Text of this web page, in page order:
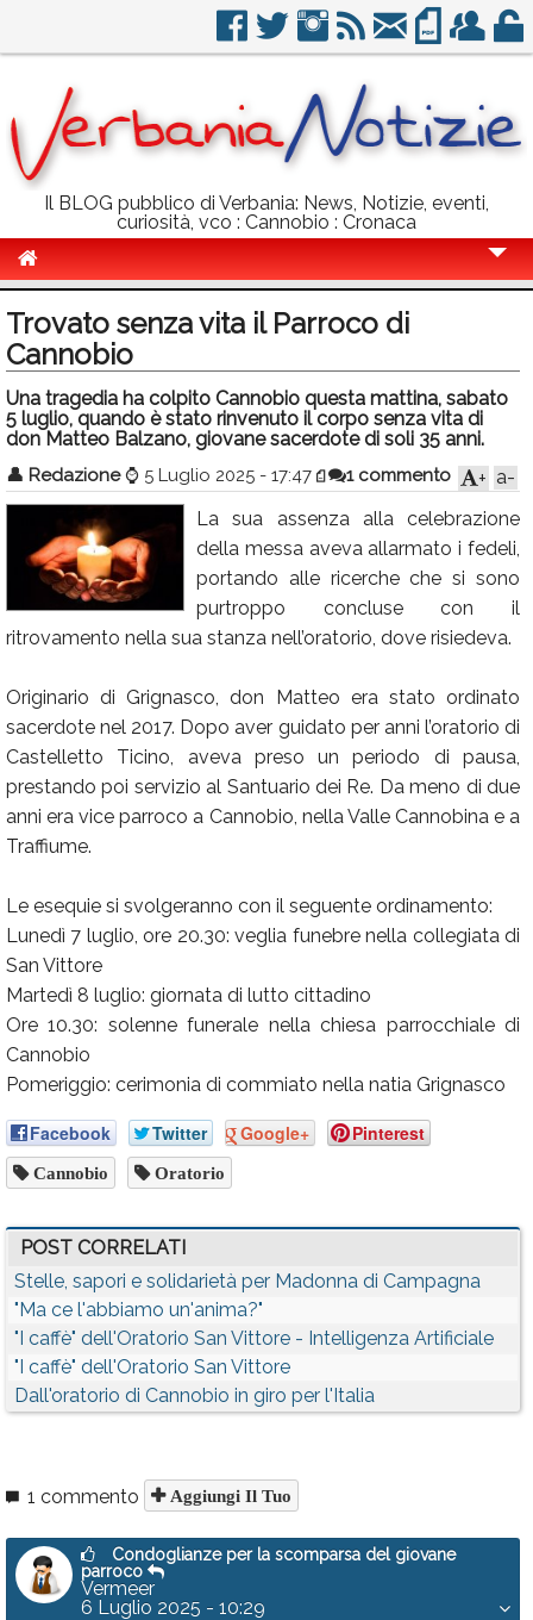
Il BLOG pubblico di Verbania: News, Notizie, eventi,
curiosità, vco : Cannobio : Cronaca
Politica
Sport
Eventi
Info Utili
Rubriche
Calendario
Annunci
Trovato senza vita il Parroco di
Cannobio
Una tragedia ha colpito Cannobio questa mattina, sabato
5 luglio, quando è stato rinvenuto il corpo senza vita di
don Matteo Balzano, giovane sacerdote di soli 35 anni.
👤 Redazione ⌚ 5 Luglio 2025 - 17:47 1 commento a-
+
La sua assenza alla celebrazione
della messa aveva allarmato i fedeli,
portando alle ricerche che si sono
purtroppo concluse con il
ritrovamento nella sua stanza nell’oratorio, dove risiedeva.
Originario di Grignasco, don Matteo era stato ordinato
sacerdote nel 2017. Dopo aver guidato per anni l’oratorio di
Castelletto Ticino, aveva preso un periodo di pausa,
prestando poi servizio al Santuario dei Re. Da meno di due
anni era vice parroco a Cannobio, nella Valle Cannobina e a
Traffiume.
Le esequie si svolgeranno con il seguente ordinamento:
Lunedì 7 luglio, ore 20.30: veglia funebre nella collegiata di
San Vittore
Martedì 8 luglio: giornata di lutto cittadino
Ore 10.30: solenne funerale nella chiesa parrocchiale di
Cannobio
Pomeriggio: cerimonia di commiato nella natia Grignasco
Facebook Twitter Google+ Pinterest
Cannobio Oratorio
POST CORRELATI
Stelle, sapori e solidarietà per Madonna di Campagna
"Ma ce l'abbiamo un'anima?"
"I caffè" dell'Oratorio San Vittore - Intelligenza Artificiale
"I caffè" dell'Oratorio San Vittore
Dall'oratorio di Cannobio in giro per l'Italia
1 commento Aggiungi Il Tuo
Condoglianze per la scomparsa del giovane
parroco
Vermeer
6 Luglio 2025 - 10:29